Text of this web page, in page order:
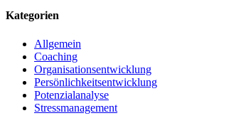
Kategorien
Allgemein
Coaching
Organisationsentwicklung
Persönlichkeitsentwicklung
Potenzialanalyse
Stressmanagement